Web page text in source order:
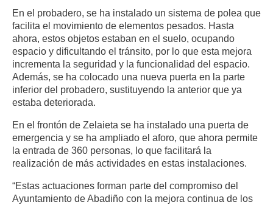
En el probadero, se ha instalado un sistema de polea que
facilita el movimiento de elementos pesados. Hasta
ahora, estos objetos estaban en el suelo, ocupando
espacio y dificultando el tránsito, por lo que esta mejora
incrementa la seguridad y la funcionalidad del espacio.
Además, se ha colocado una nueva puerta en la parte
inferior del probadero, sustituyendo la anterior que ya
estaba deteriorada.
En el frontón de Zelaieta se ha instalado una puerta de
emergencia y se ha ampliado el aforo, que ahora permite
la entrada de 360 personas, lo que facilitará la
realización de más actividades en estas instalaciones.
“Estas actuaciones forman parte del compromiso del
Ayuntamiento de Abadiño con la mejora continua de los